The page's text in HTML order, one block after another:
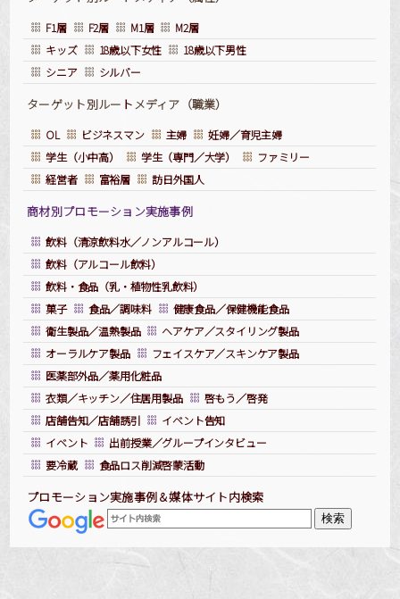
F1層 F2層 M1層
M2層
キッズ
18歳以下女性
18歳以下男性
シニア
シルバー
ターゲット別ルー トメディア（職業）
OL ビジネスマン 主婦
妊婦／育児主婦
学生（小中高）
学生（専門／大学）
ファミリー
経営者
富裕層 訪日外国人
商材別プロモーション実施事例
飲料（清涼飲料水／ノンアルコール）
飲料（アルコール飲料）
飲料・食品（乳・植物性乳飲料）
菓子
食品／調味料
健康食品／保健機能食品
衛生製品／温熱製品
ヘアケア／スタイリング製品
オーラルケア製品
フェイスケア／スキンケア製品
医薬部外品／薬用化粧品
衣類／キッチン／住居用製品
啓もう／啓発
店舗告知／店舗誘引
イベント告知
イベント
出前授業／グループインタビュー
要冷蔵
食品ロス削減啓蒙活動
プロモーション実施事例＆媒体サイト内検索